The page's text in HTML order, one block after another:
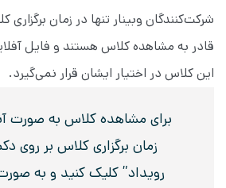
شرکت‌کنندگان وبینار تنها در زمان
قادر به مشاهده کلاس هستند و فایل
این کلاس در اختیار ایشان قرار نمی‌گیرد.
برای مشاهده کلاس به صورت
زمان برگزاری کلاس بر روی
رویداد” کلیک کنید و به